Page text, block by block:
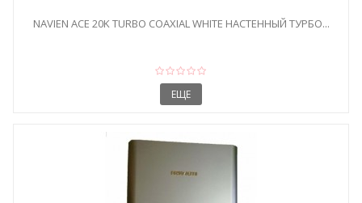
NAVIEN ACE 20K TURBO COAXIAL WHITE НАСТЕННЫЙ ТУРБО...
ЕЩЕ